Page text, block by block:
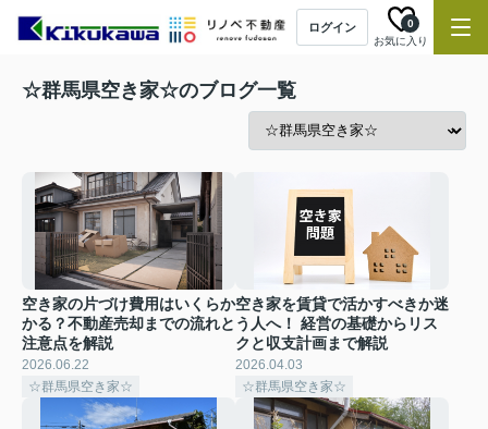
ログイン
お気に入り
0
☆群馬県空き家☆のブログ一覧
空き家の片づけ費用はいくらか
かる？不動産売却までの流れと
注意点を解説
2026.06.22
☆群馬県空き家☆
空き家を賃貸で活かすべきか迷
う人へ！ 経営の基礎からリス
クと収支計画まで解説
2026.04.03
☆群馬県空き家☆